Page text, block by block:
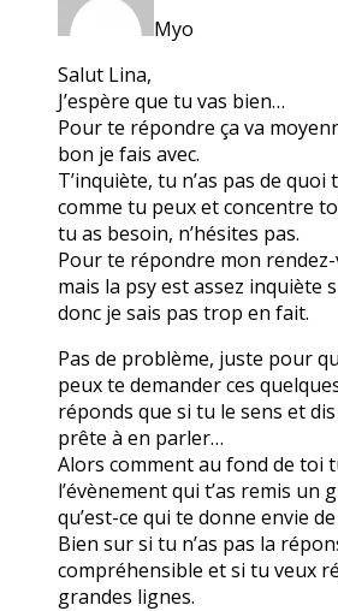
Myo
Salut Lina,
J’espère que tu vas bien…
Pour te répondre ça va
bon je fais avec.
T’inquiète, tu n’as pas de quoi
comme tu peux et concentre
tu as besoin, n’hésites pas.
Pour te répondre mon rendez-
mais la psy est assez inquiète
donc je sais pas trop en fait.
Pas de problème, juste pour
peux te demander ces
réponds que si tu le sens et
prête à en parler…
Alors comment au fond de toi
l’évènement qui t’as remis un
qu’est-ce qui te donne envie
Bien sur si tu n’as pas la
compréhensible et si tu veux
grandes lignes.